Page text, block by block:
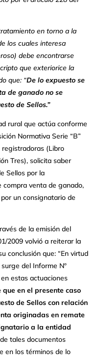
en torno a la
los cuales interesa
debe encontrarse
que exteriorice la
que: “De lo expuesto se
de ganado no se
de Sellos.”
rural que actúa conforme
Normativa Serie “B”
registradoras (Libro
Tres), solicita saber
Sellos por la
compra venta de ganado,
un consignatario de
de la emisión del
2009 volvió a reiterar la
conclusión que: “En virtud
del Informe Nº
estas actuaciones
que en el presente caso
de Sellos con relación
originadas en remate
a la entidad
tales documentos
en los términos de lo